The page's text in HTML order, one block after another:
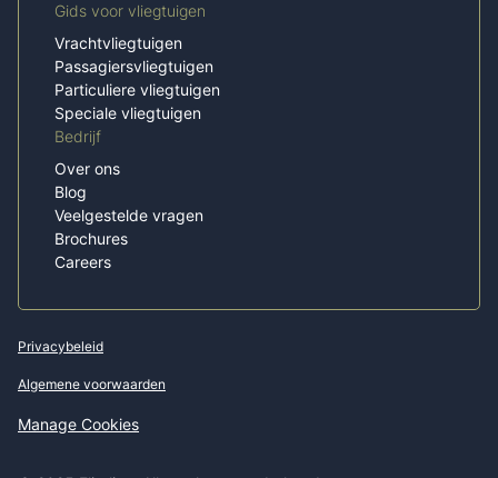
Gids voor vliegtuigen
Vrachtvliegtuigen
Passagiersvliegtuigen
Particuliere vliegtuigen
Speciale vliegtuigen
Bedrijf
Over ons
Blog
Veelgestelde vragen
Brochures
Careers
Privacybeleid
Algemene voorwaarden
Manage Cookies